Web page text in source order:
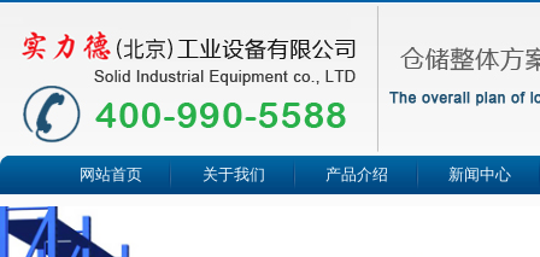
网站首页 关于我们 产品介绍 新闻中心